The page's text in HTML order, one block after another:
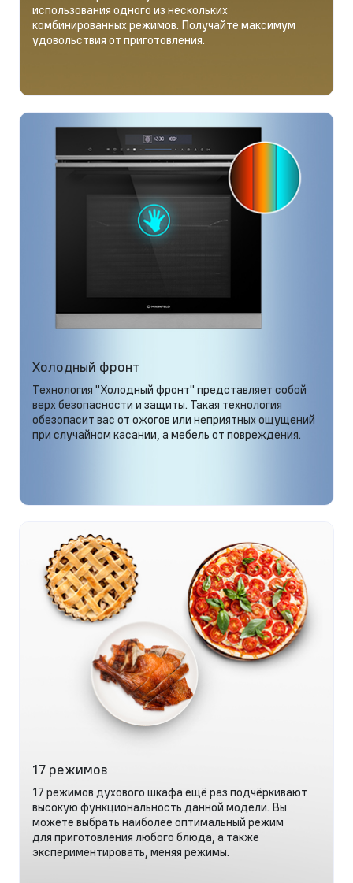
использования одного из нескольких
комбинированных режимов. Получайте максимум
удовольствия от приготовления.
Холодный фронт
Технология "Холодный фронт" представляет собой
верх безопасности и защиты. Такая технология
обезопасит вас от ожогов или неприятных ощущений
при случайном касании, а мебель от повреждения.
17 режимов
17 режимов духового шкафа ещё раз подчёркивают
высокую функциональность данной модели. Вы
можете выбрать наиболее оптимальный режим
для приготовления любого блюда, а также
экспериментировать, меняя режимы.